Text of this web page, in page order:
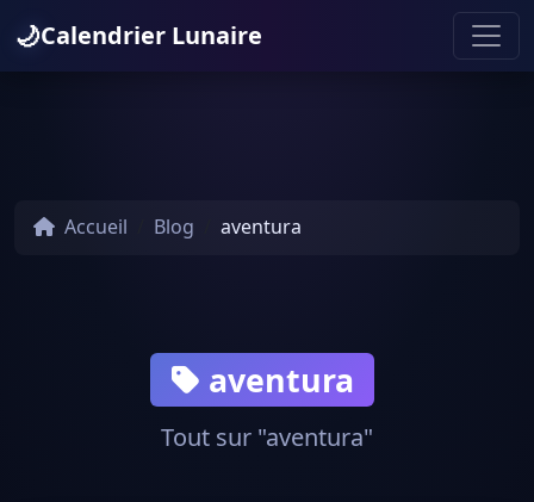
🌙Calendrier Lunaire
Accueil Blog aventura
aventura
Tout sur "aventura"